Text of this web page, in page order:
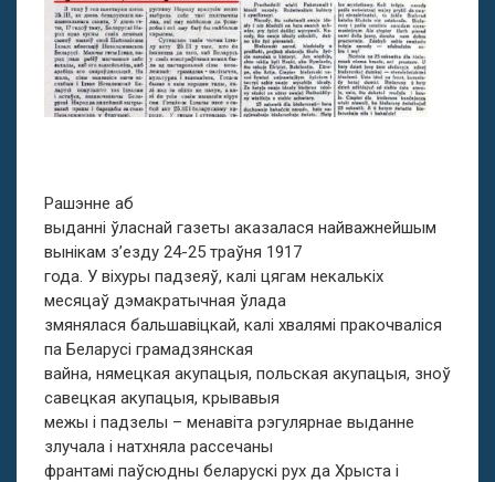
Рашэнне аб
выданні ўласнай газеты аказалася найважнейшым
вынікам з’езду 24-25 траўня 1917
года. У віхуры падзеяў, калі цягам некалькіх
месяцаў дэмакратычная ўлада
змянялася бальшавіцкай, калі хвалямі пракочваліся
па Беларусі грамадзянская
вайна, нямецкая акупацыя, польская акупацыя, зноў
савецкая акупацыя, крывавыя
межы і падзелы – менавіта рэгулярнае выданне
злучала і натхняла рассечаны
франтамі паўсюдны беларускі рух да Хрыста і